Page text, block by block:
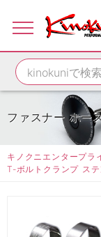
ファスナー ホー
キノクニエンタープラ
T-ボルトクランプ ス